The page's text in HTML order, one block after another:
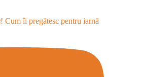
Cum îi pregătesc pentru iarnă